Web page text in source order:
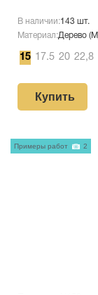
В наличии:143 шт.
Материал:Дерево
15 17.5 20 22,8
Купить
Примеры работ 2